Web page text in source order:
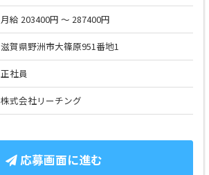
月給 203400円 ～ 287400円
滋賀県野洲市大篠原951番地1
正社員
株式会社リーチング
応募画面に進む